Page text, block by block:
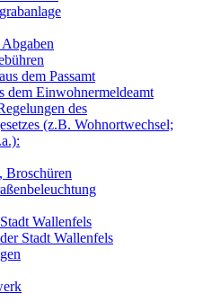
dem Passamt
dem Einwohnermeldeamt
des
(z.B. Wohnortwechsel;
Broschüren
Wallenfels
Stadt Wallenfels